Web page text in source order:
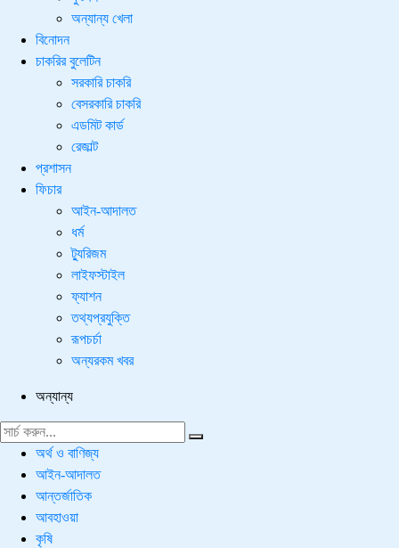
অন্যান্য খেলা
বিনোদন
চাকরির বুলেটিন
সরকারি চাকরি
বেসরকারি চাকরি
এডমিট কার্ড
রেজাল্ট
প্রশাসন
ফিচার
আইন-আদালত
ধর্ম
ট্যুরিজম
লাইফস্টাইল
ফ্যাশন
তথ্যপ্রযুক্তি
রূপচর্চা
অন্যরকম খবর
অন্যান্য
অর্থ ও বাণিজ্য
আইন-আদালত
আন্তর্জাতিক
আবহাওয়া
কৃষি